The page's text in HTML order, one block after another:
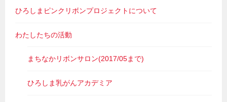
ひろしまピンクリボンプロジェクトについて
わたしたちの活動
まちなかリボンサロン(2017/05まで)
ひろしま乳がんアカデミア